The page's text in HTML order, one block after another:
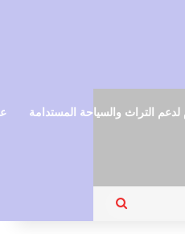
التراث والسياحة المستدامة
بحث